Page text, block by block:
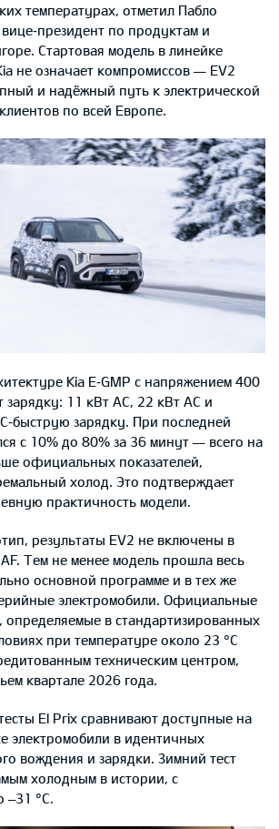
температурах, отметил Пабло
по продуктам и
Стартовая модель в линейке
не означает компромиссов — EV2
и надёжный путь к электрической
по всей Европе.
Kia E‑GMP с напряжением 400
11 кВт AC, 22 кВт AC и
зарядку. При последней
с 10% до 80% за 36 минут — всего на
официальных показателей,
холод. Это подтверждает
практичность модели.
результаты EV2 не включены в
Тем не менее модель прошла весь
основной программе и в тех же
электромобили. Официальные
определяемые в стандартизированных
при температуре около 23 °C
техническим центром,
квартале 2026 года.
El Prix сравнивают доступные на
электромобили в идентичных
вождения и зарядки. Зимний тест
холодным в истории, с
–31 °C.